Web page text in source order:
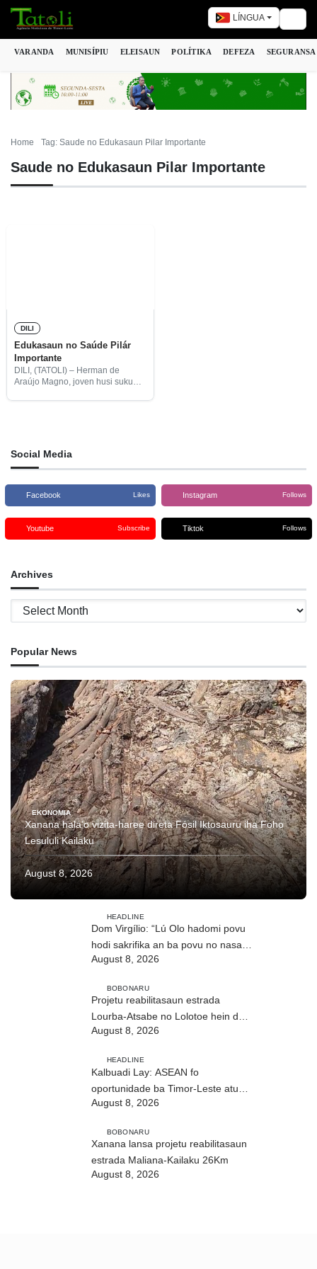
LÍNGUA
VARANDA MUNISÍPIU ELEISAUN POLÍTIKA DEFEZA SEGURANSA
Home Tag: Saude no Edukasaun Pilar Importante
Saude no Edukasaun Pilar Importante
DILI
Edukasaun no Saúde Pilár
Importante
DILI, (TATOLI) – Herman de
Araújo Magno, joven husi suku
Social Media
Facebook Likes Instagram Follows
Youtube Subscribe Tiktok Follows
Archives
Archives
Popular News
EKONOMIA
Xanana hala’o vizita-haree direta Fósil Iktosauru iha Foho
Lesululi Kailaku
August 8, 2026
HEADLINE
Dom Virgílio: “Lú Olo hadomi povu
hodi sakrifika an ba povu no nasaun
ho fuan”
August 8, 2026
BOBONARU
Projetu reabilitasaun estrada
Lourba-Atsabe no Lolotoe hein de’it
vistu tribunál
August 8, 2026
HEADLINE
Kalbuadi Lay: ASEAN fo
oportunidade ba Timor-Leste atu
aselera transformasaun ekonómika
August 8, 2026
BOBONARU
Xanana lansa projetu reabilitasaun
estrada Maliana-Kailaku 26Km
August 8, 2026